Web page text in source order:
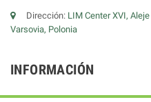
Dirección: LIM Center XVI,
Varsovia, Polonia
INFORMACIÓN